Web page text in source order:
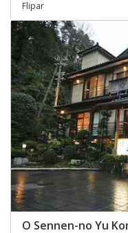
Flipar
O Sennen-no Yu